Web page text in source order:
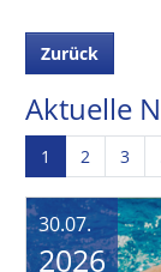
Zurück
Aktuelle
1 2 3
30.07.
2026